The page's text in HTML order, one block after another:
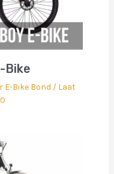
Bike
E-Bike Bond / Laat